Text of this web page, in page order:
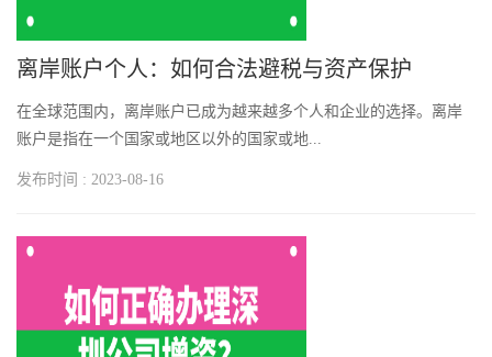
离岸账户个人：如何合法避税与资产保护
在全球范围内，离岸账户已成为越来越多个人和企业的选择。离岸
账户是指在一个国家或地区以外的国家或地...
发布时间 : 2023-08-16